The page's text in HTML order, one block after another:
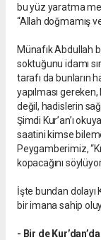
bu yüz yaratma
“Allah doğmamış
Münafık Abdullah
soktuğunu idamı
tarafı da bunların
yapılması
değil, hadislerin
Şimdi Kur’an’ı
saatini kimse
Peygamberimiz,
kopacağını
İşte bundan dolayı
bir imana sahip
- Bir de